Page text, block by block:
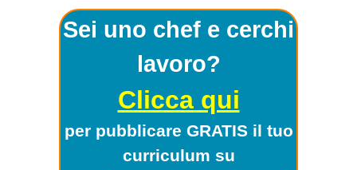
Sei uno chef e cerchi
lavoro?
Clicca qui
per pubblicare GRATIS il tuo
curriculum su